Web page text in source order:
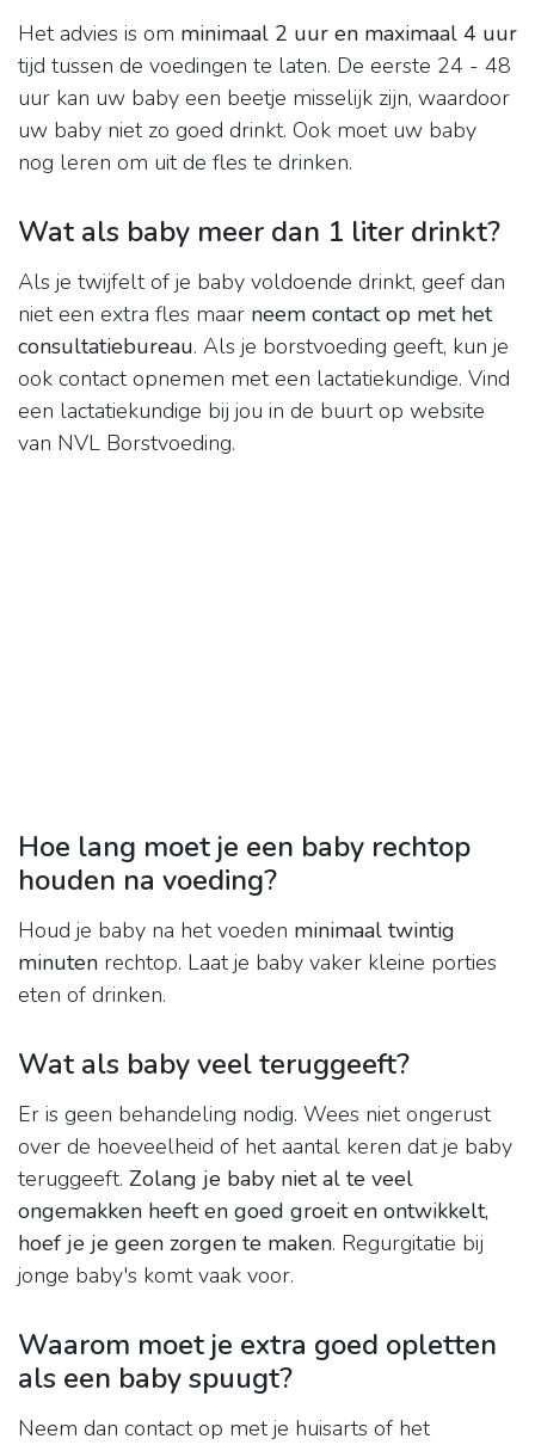
Het advies is om minimaal 2 uur en maximaal 4 uur
tijd tussen de voedingen te laten. De eerste 24 - 48
uur kan uw baby een beetje misselijk zijn, waardoor
uw baby niet zo goed drinkt. Ook moet uw baby
nog leren om uit de fles te drinken.
Wat als baby meer dan 1 liter drinkt?
Als je twijfelt of je baby voldoende drinkt, geef dan
niet een extra fles maar neem contact op met het
consultatiebureau. Als je borstvoeding geeft, kun je
ook contact opnemen met een lactatiekundige. Vind
een lactatiekundige bij jou in de buurt op website
van NVL Borstvoeding.
Hoe lang moet je een baby rechtop
houden na voeding?
Houd je baby na het voeden minimaal twintig
minuten rechtop. Laat je baby vaker kleine porties
eten of drinken.
Wat als baby veel teruggeeft?
Er is geen behandeling nodig. Wees niet ongerust
over de hoeveelheid of het aantal keren dat je baby
teruggeeft. Zolang je baby niet al te veel
ongemakken heeft en goed groeit en ontwikkelt,
hoef je je geen zorgen te maken. Regurgitatie bij
jonge baby's komt vaak voor.
Waarom moet je extra goed opletten
als een baby spuugt?
Neem dan contact op met je huisarts of het